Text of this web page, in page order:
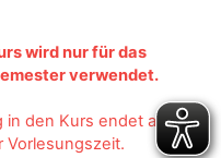
wird nur für das
verwendet.
in den Kurs endet am Tag
Vorlesungszeit.